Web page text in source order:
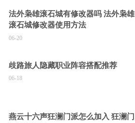
法外枭雄滚石城有修改器吗 法外枭雄
滚石城修改器使用方法
06-20
歧路旅人隐藏职业阵容搭配推荐
06-18
燕云十六声狂澜门派怎么加入 狂澜门